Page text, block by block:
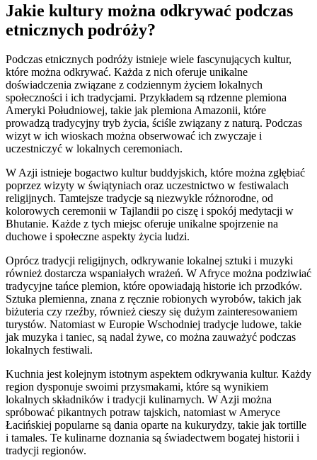
Jakie kultury można odkrywać podczas
etnicznych podróży?
Podczas etnicznych podróży istnieje wiele fascynujących kultur,
które można odkrywać. Każda z nich oferuje unikalne
doświadczenia związane z codziennym życiem lokalnych
społeczności i ich tradycjami. Przykładem są rdzenne plemiona
Ameryki Południowej, takie jak plemiona Amazonii, które
prowadzą tradycyjny tryb życia, ściśle związany z naturą. Podczas
wizyt w ich wioskach można obserwować ich zwyczaje i
uczestniczyć w lokalnych ceremoniach.
W Azji istnieje bogactwo kultur buddyjskich, które można zgłębiać
poprzez wizyty w świątyniach oraz uczestnictwo w festiwalach
religijnych. Tamtejsze tradycje są niezwykle różnorodne, od
kolorowych ceremonii w Tajlandii po ciszę i spokój medytacji w
Bhutanie. Każde z tych miejsc oferuje unikalne spojrzenie na
duchowe i społeczne aspekty życia ludzi.
Oprócz tradycji religijnych, odkrywanie lokalnej sztuki i muzyki
również dostarcza wspaniałych wrażeń. W Afryce można podziwiać
tradycyjne tańce plemion, które opowiadają historie ich przodków.
Sztuka plemienna, znana z ręcznie robionych wyrobów, takich jak
biżuteria czy rzeźby, również cieszy się dużym zainteresowaniem
turystów. Natomiast w Europie Wschodniej tradycje ludowe, takie
jak muzyka i taniec, są nadal żywe, co można zauważyć podczas
lokalnych festiwali.
Kuchnia jest kolejnym istotnym aspektem odkrywania kultur. Każdy
region dysponuje swoimi przysmakami, które są wynikiem
lokalnych składników i tradycji kulinarnych. W Azji można
spróbować pikantnych potraw tajskich, natomiast w Ameryce
Łacińskiej popularne są dania oparte na kukurydzy, takie jak tortille
i tamales. Te kulinarne doznania są świadectwem bogatej historii i
tradycji regionów.